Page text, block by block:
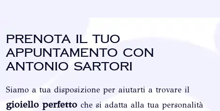
Prenota il tuo
appuntamento con
Antonio Sartori
Siamo a tua disposizione per aiutarti a trovare il
gioiello perfetto che si adatta alla tua personalità